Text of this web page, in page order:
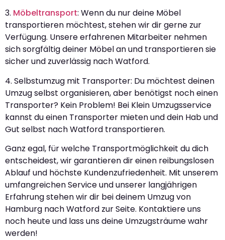
3. Möbeltransport: Wenn du nur deine Möbel
transportieren möchtest, stehen wir dir gerne zur
Verfügung. Unsere erfahrenen Mitarbeiter nehmen
sich sorgfältig deiner Möbel an und transportieren sie
sicher und zuverlässig nach Watford.
4. Selbstumzug mit Transporter: Du möchtest deinen
Umzug selbst organisieren, aber benötigst noch einen
Transporter? Kein Problem! Bei Klein Umzugsservice
kannst du einen Transporter mieten und dein Hab und
Gut selbst nach Watford transportieren.
Ganz egal, für welche Transportmöglichkeit du dich
entscheidest, wir garantieren dir einen reibungslosen
Ablauf und höchste Kundenzufriedenheit. Mit unserem
umfangreichen Service und unserer langjährigen
Erfahrung stehen wir dir bei deinem Umzug von
Hamburg nach Watford zur Seite. Kontaktiere uns
noch heute und lass uns deine Umzugsträume wahr
werden!